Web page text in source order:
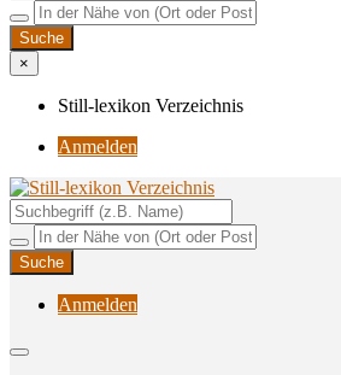
×
Still-lexikon Verzeichnis
Anmelden
Still-lexikon Verzeichnis
Unterstützungsangebote rund ums Stillen
Anmelden